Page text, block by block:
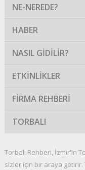
NE-NEREDE?
HABER
NASIL GIDILIR?
ETKINLIKLER
FIRMA REHBERI
TORBALI
Torbalı Rehberi, İzmir'in
sizler için bir araya getirir.